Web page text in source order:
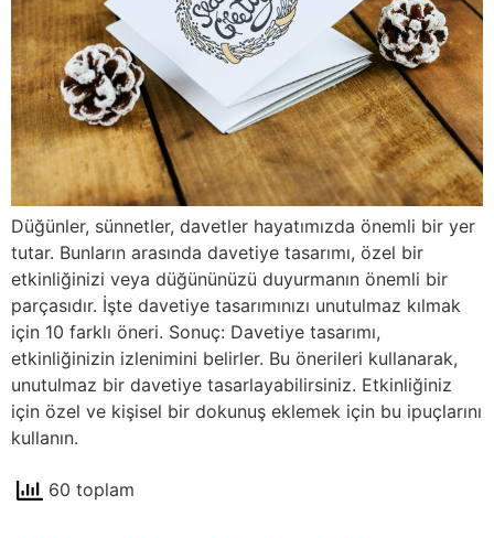
Düğünler, sünnetler, davetler hayatımızda önemli bir yer
tutar. Bunların arasında davetiye tasarımı, özel bir
etkinliğinizi veya düğününüzü duyurmanın önemli bir
parçasıdır. İşte davetiye tasarımınızı unutulmaz kılmak
için 10 farklı öneri. Sonuç: Davetiye tasarımı,
etkinliğinizin izlenimini belirler. Bu önerileri kullanarak,
unutulmaz bir davetiye tasarlayabilirsiniz. Etkinliğiniz
için özel ve kişisel bir dokunuş eklemek için bu ipuçlarını
kullanın.
60 toplam